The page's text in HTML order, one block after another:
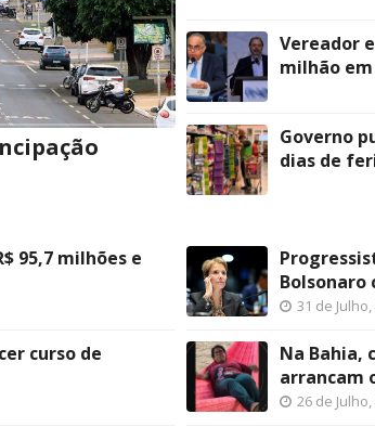
Vereador
milhão
Governo
dias de
95,7 milhões e
curso de
Bolsonaro
31 de Julho,
Na Bahia,
arrancam
26 de Julho,